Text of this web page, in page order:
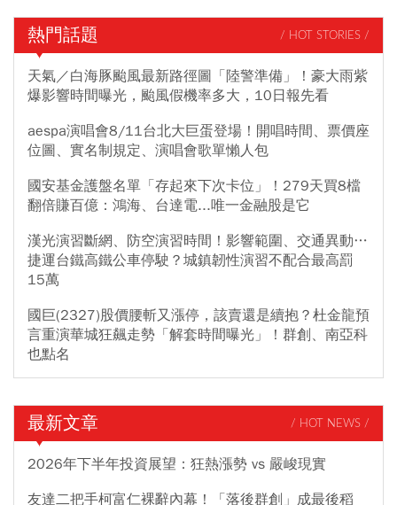
熱門話題 / HOT STORIES /
天氣／白海豚颱風最新路徑圖「陸警準備」！豪大雨紫
爆影響時間曝光，颱風假機率多大，10日報先看
aespa演唱會8/11台北大巨蛋登場！開唱時間、票價座
位圖、實名制規定、演唱會歌單懶人包
國安基金護盤名單「存起來下次卡位」！279天買8檔
翻倍賺百億：鴻海、台達電...唯一金融股是它
漢光演習斷網、防空演習時間！影響範圍、交通異動…
捷運台鐵高鐵公車停駛？城鎮韌性演習不配合最高罰
15萬
國巨(2327)股價腰斬又漲停，該賣還是續抱？杜金龍預
言重演華城狂飆走勢「解套時間曝光」！群創、南亞科
也點名
最新文章 / HOT NEWS /
2026年下半年投資展望：狂熱漲勢 vs 嚴峻現實
友達二把手柯富仁裸辭內幕！「落後群創」成最後稻